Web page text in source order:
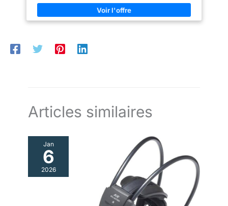
pouvez également basculer
entre 3 modes : ANC, Normal et
Transparence, et vous détendre
Bruit Adaptative vous isole des distractions qui vous entourent
tandis que Smart Ambient mettra en avant les sons
environnants et les voix Un confort inégalé : Le JBL Tune
livraison : 1 x JBL Tune 770NC casque audio noir, 1 x Câble de
Articles similaires
Jan
6
2026